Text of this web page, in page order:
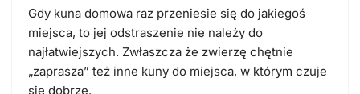
Gdy kuna domowa raz przeniesie się do jakiegoś
miejsca, to jej odstraszenie nie należy do
najłatwiejszych. Zwłaszcza że zwierzę chętnie
„zaprasza” też inne kuny do miejsca, w którym czuje
się dobrze.